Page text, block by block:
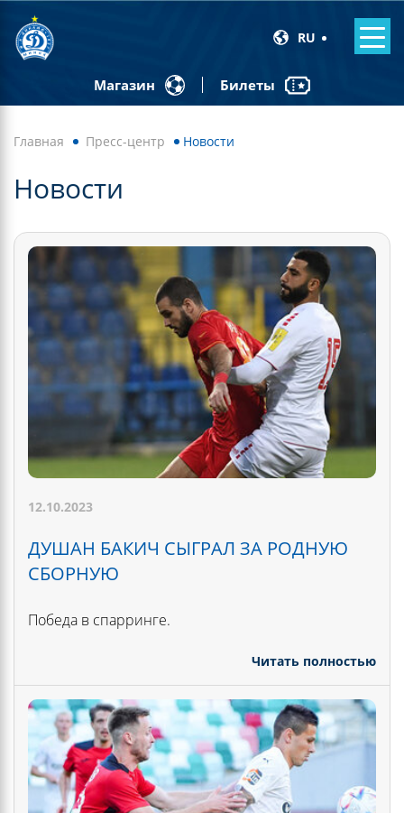
RU
Магазин Билеты
Главная Пресс-центр Новости
Новости
12.10.2023
ДУШАН БАКИЧ СЫГРАЛ ЗА РОДНУЮ
СБОРНУЮ
Победа в спарринге.
Читать полностью